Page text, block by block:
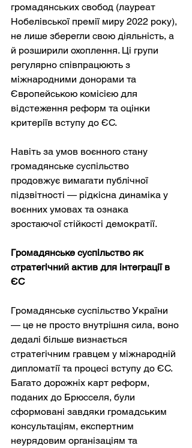
громадянських свобод (лауреат
Нобелівської премії миру 2022 року),
не лише зберегли свою діяльність, а
й розширили охоплення. Ці групи
регулярно співпрацюють з
міжнародними донорами та
Європейською комісією для
відстеження реформ та оцінки
критеріїв вступу до ЄС.
Навіть за умов воєнного стану
громадянське суспільство
продовжує вимагати публічної
підзвітності — рідкісна динаміка у
воєнних умовах та ознака
зростаючої стійкості демократії.
Громадянське суспільство як
стратегічний актив для інтеграції в
ЄС
Громадянське суспільство України
— це не просто внутрішня сила, воно
дедалі більше визнається
стратегічним гравцем у міжнародній
дипломатії та процесі вступу до ЄС.
Багато дорожніх карт реформ,
поданих до Брюсселя, були
сформовані завдяки громадським
консультаціям, експертним
неурядовим організаціям та